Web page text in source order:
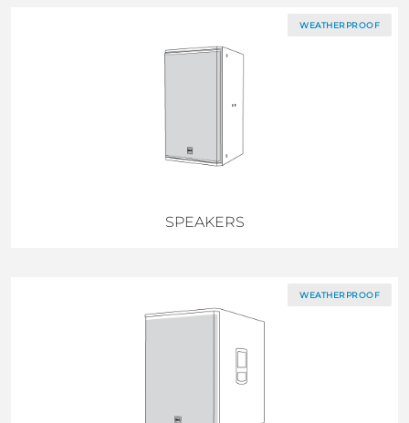
WEATHERPROOF
SPEAKERS
WEATHERPROOF